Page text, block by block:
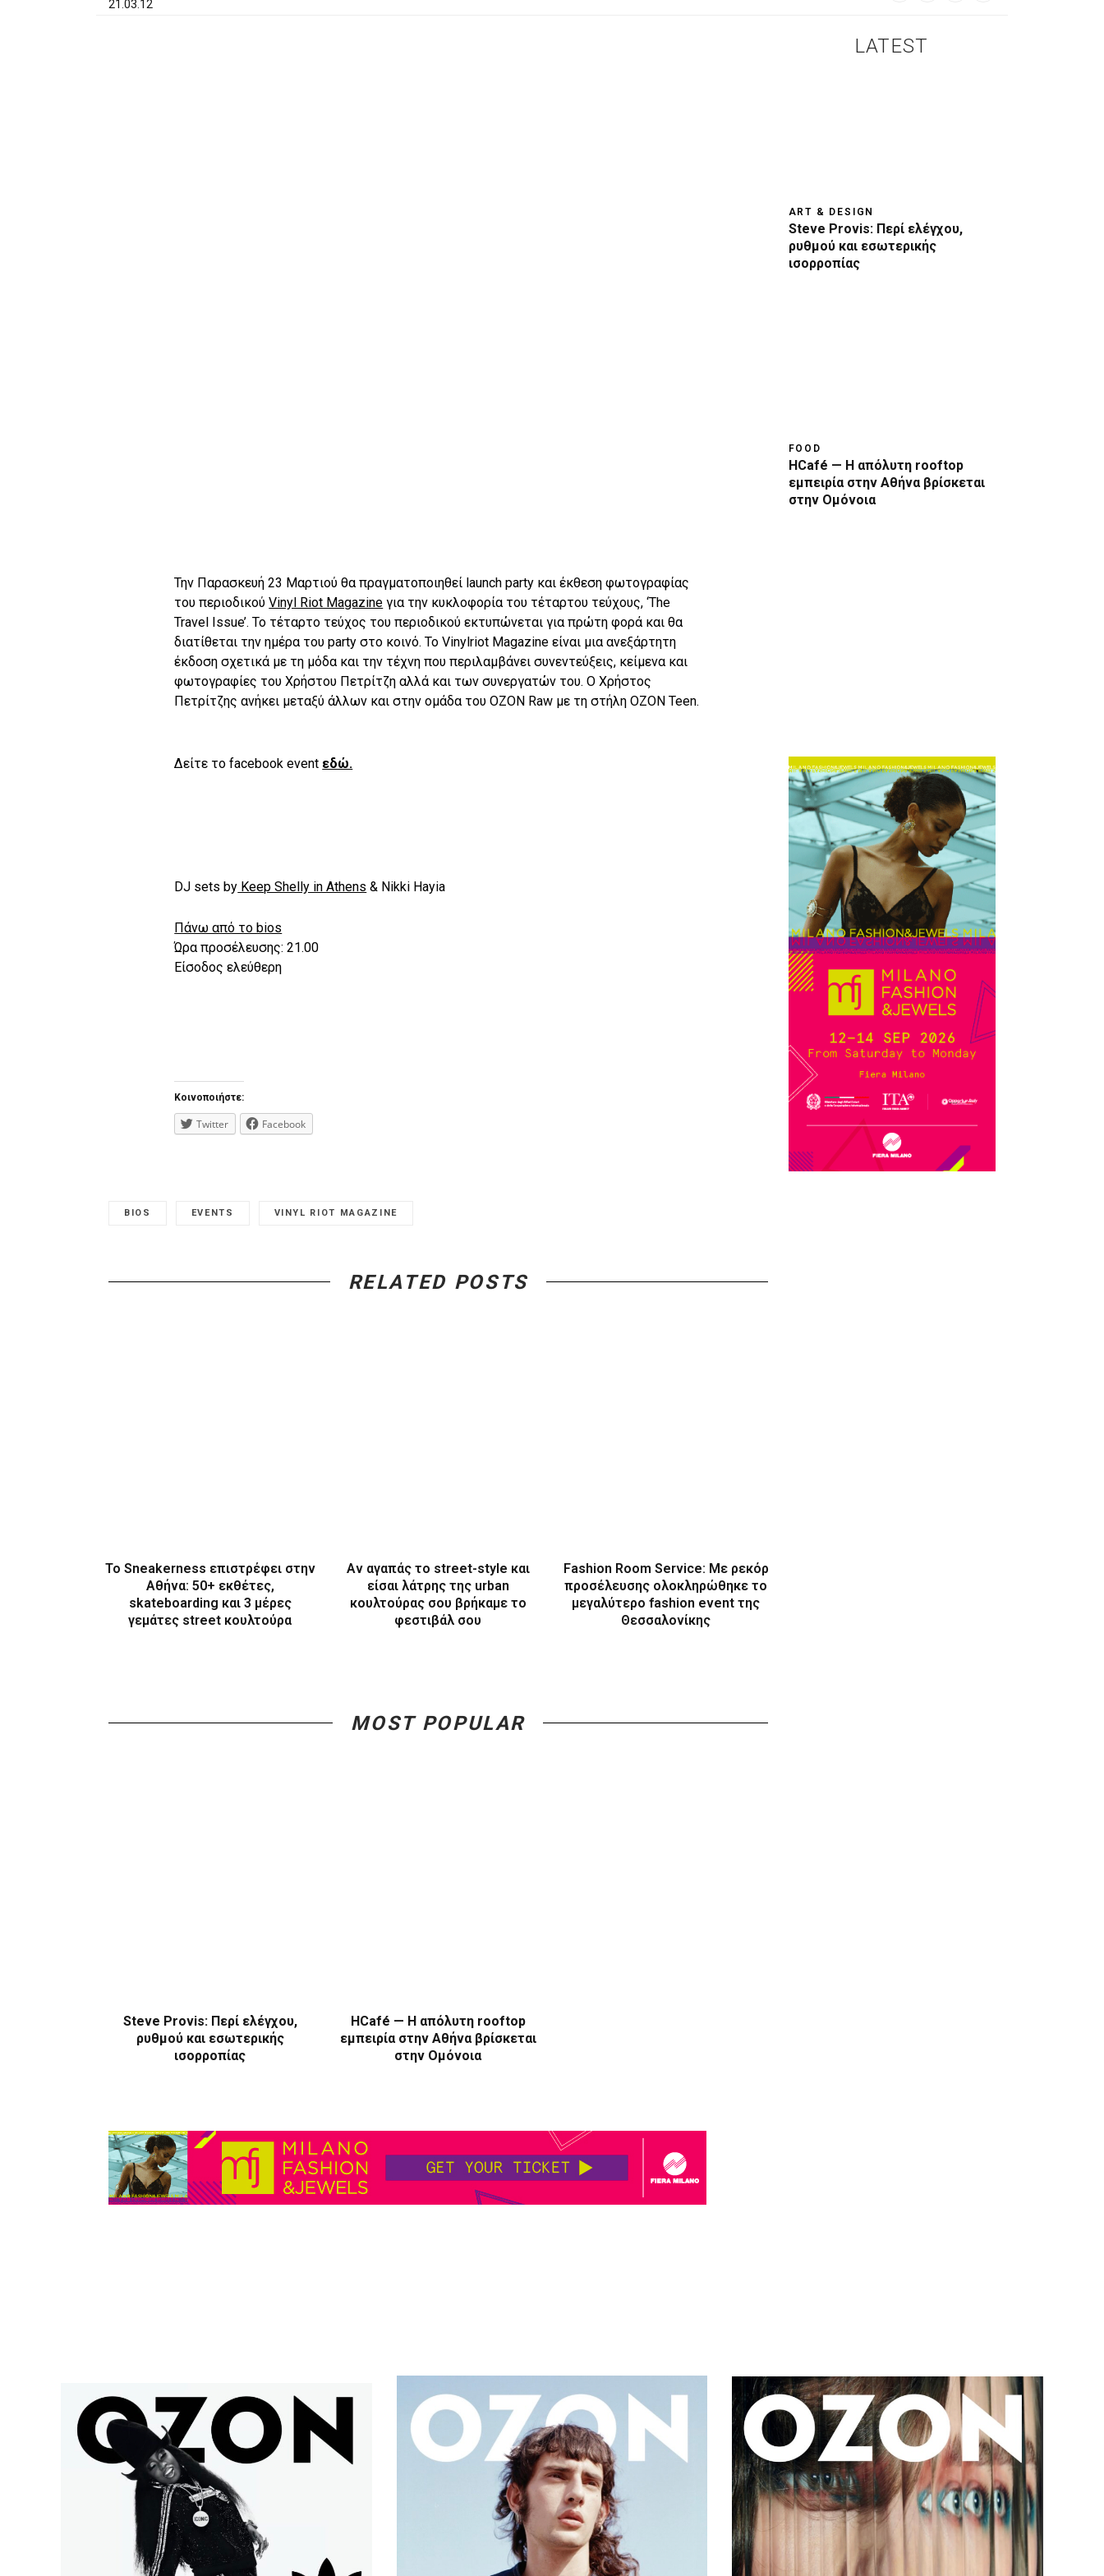
21.03.12
Την Παρασκευή 23 Μαρτιού θα πραγματοποιηθεί launch party και έκθεση φωτογραφίας
του περιοδικούVinyl Riot Magazine για την κυκλοφορία του τέταρτου τεύχους, ‘The
Travel Issue’. Το τέταρτο τεύχος του περιοδικού εκτυπώνεται για πρώτη φορά και θα
διατίθεται την ημέρα του party στο κοινό. To Vinylriot Magazine είναι μια ανεξάρτητη
έκδοση σχετικά με τη μόδα και την τέχνη που περιλαμβάνει συνεντεύξεις, κείμενα και
φωτογραφίες του Χρήστου Πετρίτζη αλλά και των συνεργατών του. Ο Χρήστος
Πετρίτζης ανήκει μεταξύ άλλων και στην ομάδα του OZON Raw με τη στήλη OZON Teen.
Δείτε το facebook event εδώ.
DJ sets by Keep Shelly in Athens & Nikki Hayia
Πάνω από το bios
Ώρα προσέλευσης: 21.00
Είσοδος ελεύθερη
Κοινοποιήστε:
Twitter Facebook
BIOS EVENTS VINYL RIOT MAGAZINE
RELATED POSTS
Το Sneakerness επιστρέφει στην
Αθήνα: 50+ εκθέτες,
skateboarding και 3 μέρες
γεμάτες street κουλτούρα
Αν αγαπάς το street-style και
είσαι λάτρης της urban
κουλτούρας σου βρήκαμε το
φεστιβάλ σου
Fashion Room Service: Με ρεκόρ
προσέλευσης ολοκληρώθηκε το
μεγαλύτερο fashion event της
Θεσσαλονίκης
MOST POPULAR
Steve Provis: Περί ελέγχου,
ρυθμού και εσωτερικής
ισορροπίας
HCafé — Η απόλυτη rooftop
εμπειρία στην Αθήνα βρίσκεται
στην Ομόνοια
LATEST
ART & DESIGN
Steve Provis: Περί ελέγχου,
ρυθμού και εσωτερικής
ισορροπίας
FOOD
HCafé — Η απόλυτη rooftop
εμπειρία στην Αθήνα βρίσκεται
στην Ομόνοια